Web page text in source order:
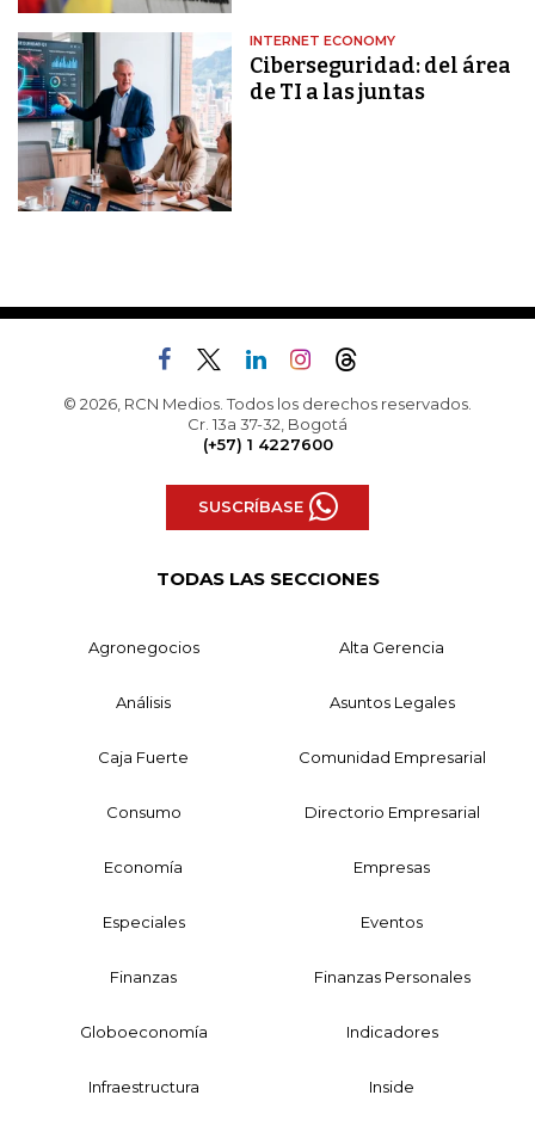
INTERNET ECONOMY
Ciberseguridad: del área
de TI a las juntas
© 2026, RCN Medios. Todos los derechos reservados.
Cr. 13a 37-32, Bogotá
(+57) 1 4227600
SUSCRÍBASE
TODAS LAS SECCIONES
Agronegocios Alta Gerencia
Análisis Asuntos Legales
Caja Fuerte Comunidad Empresarial
Consumo Directorio Empresarial
Economía Empresas
Especiales Eventos
Finanzas Finanzas Personales
Globoeconomía Indicadores
Infraestructura Inside